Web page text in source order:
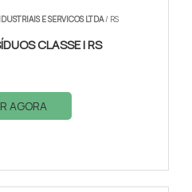
E SERVICOS LTDA/ RS
CLASSE I RS
AGORA